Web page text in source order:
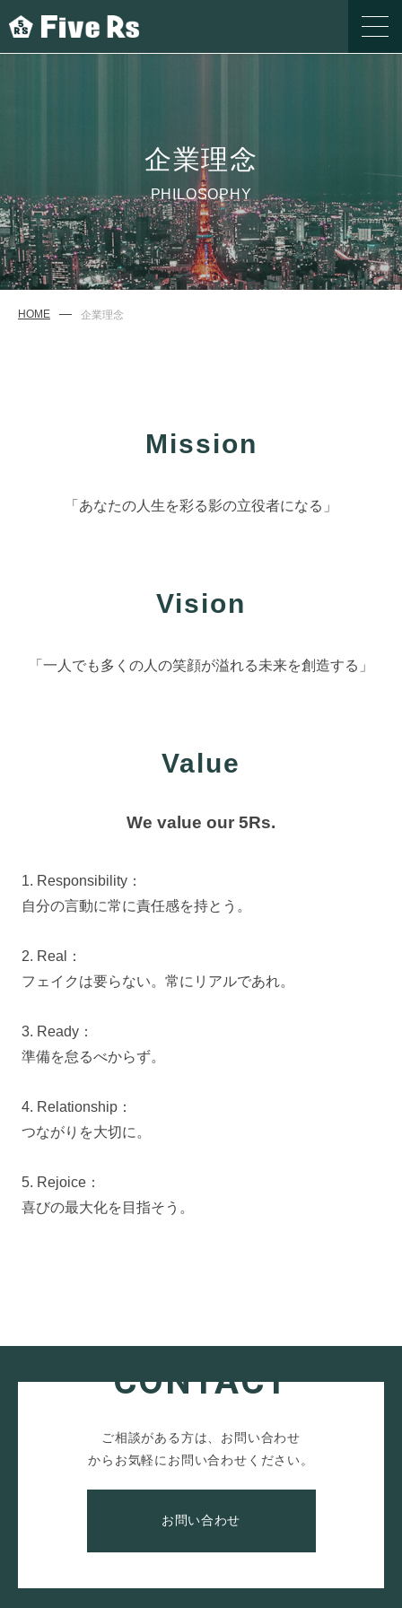
企業理念
PHILOSOPHY
HOME 企業理念
Mission
「あなたの人生を彩る影の立役者になる」
Vision
「一人でも多くの人の笑顔が溢れる未来を創造する」
Value
We value our 5Rs.
1. Responsibility：
自分の言動に常に責任感を持とう。
2. Real：
フェイクは要らない。常にリアルであれ。
3. Ready：
準備を怠るべからず。
4. Relationship：
つながりを大切に。
5. Rejoice：
喜びの最大化を目指そう。
CONTACT
ご相談がある方は、お問い合わせ
からお気軽にお問い合わせください。
お問い合わせ